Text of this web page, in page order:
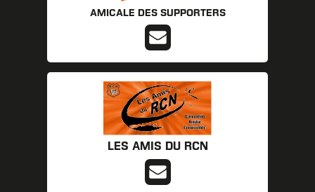
AMICALE DES SUPPORTERS
LES AMIS DU RCN